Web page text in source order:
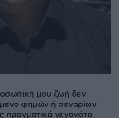
μου ζωή δεν
φημών ή σεναρίων
πραγματικά γεγονότα